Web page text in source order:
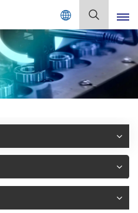
English
Français
Deutsch
Русский
Español
Português